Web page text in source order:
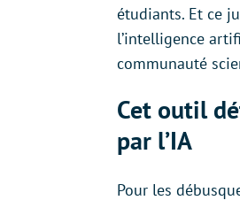
étudiants. Et ce
l’intelligence
communauté
Cet outil
par l’IA
Pour les